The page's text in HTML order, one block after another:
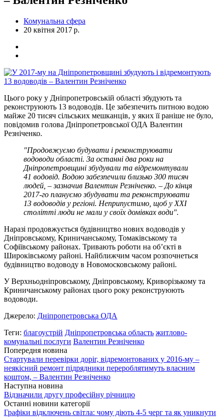
Комунальна сфера
20 квітня 2017 р.
Цього року у Дніпропетровській області збудують та
реконструюють 13 водоводів. Це забезпечить питною водою
майже 20 тисяч сільських мешканців, у яких її раніше не було,
повідомив голова Дніпропетровської ОДА Валентин
Резніченко.
"Продовжуємо будувати і реконструювати
водоводи області. За останні два роки на
Дніпропетровщині збудували та відремонтували
41 водовід. Водою забезпечили близько 300 тисяч
людей, – зазначив Валентин Резніченко. – До кінця
2017-го плануємо збудувати та реконструювати
13 водоводів у регіоні. Неприпустимо, щоб у XXІ
столітті люди не мали у своїх домівках води".
Наразі продовжується будівництво нових водоводів у
Дніпровському, Криничанському, Томаківському та
Софіївському районах. Тривають роботи на об’єкті в
Широківському районі. Найближчим часом розпочнеться
будівництво водоводу в Новомосковському районі.
У Верхньодніпровському, Дніпровському, Криворізькому та
Криничанському районах цього року реконструюють
водоводи.
Джерело: Дніпропетровська ОДА
Теги: благоустрій Дніпропетровська область житлово-
комунальні послуги Валентин Резніченко
Попередня новина
Стартували перевірки доріг, відремонтованих у 2016-му –
неякісний ремонт підрядники перероблятимуть власним
коштом, – Валентин Резніченко
Наступна новина
Відзначили другу професійну річницю
Останні новини категорії
Графіки відключень світла: чому діють 4-5 черг та як уникнути